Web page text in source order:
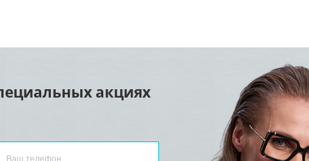
акциях